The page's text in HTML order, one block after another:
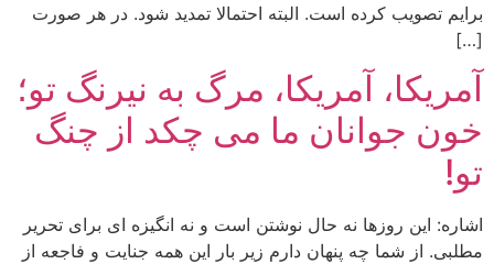
برایم تصویب کرده است. البته احتمالا تمدید شود. در هر صورت
[…]
آمریکا، آمریکا، مرگ به نیرنگ تو؛
خون جوانان ما می چکد از چنگ
تو!
اشاره: این روزها نه حال نوشتن است و نه انگیزه ای برای تحریر
مطلبی. از شما چه پنهان دارم زیر بار این همه جنایت و فاجعه از